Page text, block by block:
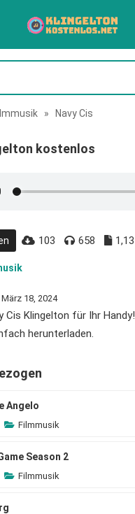
» Navy Cis
kostenlos
103 658
März 18, 2024
Cis Klingelton für Ihr Handy!
herunterladen.
Angelo
Filmmusik
Season 2
Filmmusik